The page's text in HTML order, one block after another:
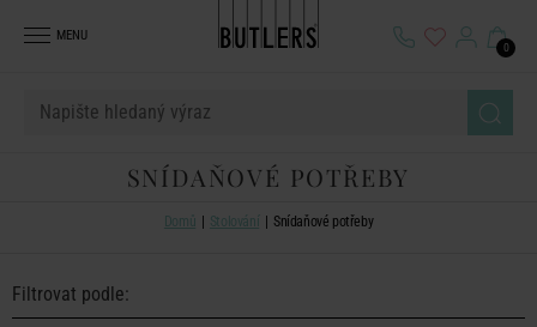
MENU
0
SNÍDAŇOVÉ POTŘEBY
Domů Stolování Snídaňové potřeby
Filtrovat podle: